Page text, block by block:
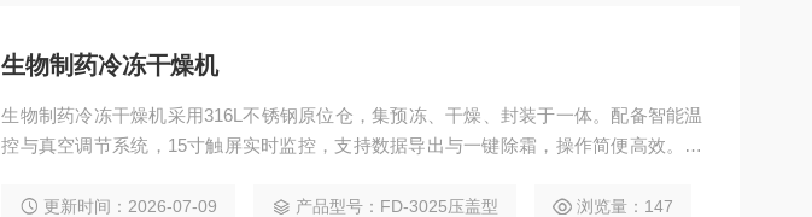
生物制药冷冻干燥机
生物制药冷冻干燥机采用316L不锈钢原位仓，集预冻、干燥、封装于一体。配备智能温
控与真空调节系统，15寸触屏实时监控，支持数据导出与一键除霜，操作简便高效。可
更新时间：2026-07-09 产品型号：FD-3025压盖型 浏览量：147